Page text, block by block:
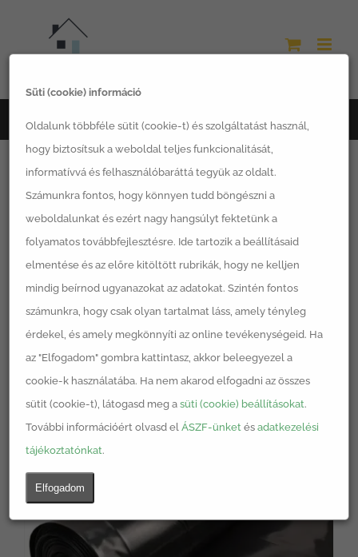
Süti (cookie) információ
Oldalunk többféle sütit (cookie-t) és szolgáltatást használ,
hogy biztosítsuk a weboldal teljes funkcionalitását,
informatívvá és felhasználóbaráttá tegyük az oldalt.
Számunkra fontos, hogy könnyen tudd böngészni a
weboldalunkat és ezért nagy hangsúlyt fektetünk a
folyamatos továbbfejlesztésre. Ide tartozik a beállításaid
elmentése és az előre kitöltött rubrikák, hogy ne kelljen
mindig beírnod ugyanazokat az adatokat. Szintén fontos
számunkra, hogy csak olyan tartalmat láss, amely tényleg
érdekel, és amely megkönnyíti az online tevékenységeid. Ha
az "Elfogadom" gombra kattintasz, akkor beleegyezel a
cookie-k használatába. Ha nem akarod elfogadni az összes
sütit (cookie-t), látogasd meg asüti (cookie) beállításokat.
További információért olvasd elÁSZF-ünket ésadatkezelési
tájékoztatónkat.
Elfogadom
Főoldal fólia magaságyásokhoz
Rendezés:Alapértelmezett sorrend
12 Termékmutatása